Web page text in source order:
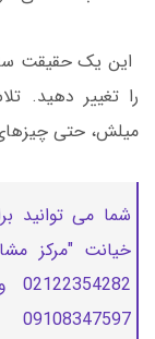
این یک حقیقت
را تغییر دهید.
میلش، حتی
شما می توانید
خیانت "مرکز
09108347597